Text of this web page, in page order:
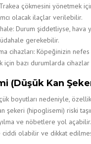
çökmesini yönetmek
olacak ilaçlar verilebilir.
Durum şiddetliyse, hava
gerekebilir.
cihazları: Köpeğinizin nefes
için bazı durumlarda cihazlar
(Düşük Kan
boyutları nedeniyle,
şekeri (hipoglisemi) riski
ve nöbetlere yol
olabilir ve dikkat